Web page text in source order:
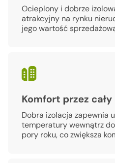
Ocieplony i dobrze
atrakcyjny na rynku
jego wartość
Komfort przez cały
Dobra izolacja zapewnia
temperatury wewnątrz
pory roku, co zwiększa